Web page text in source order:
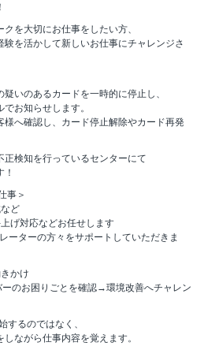
を大切にお仕事をしたい方、
を活かして新しいお仕事にチャレンジさ
いのあるカードを一時的に停止し、
お知らせします。
へ確認し、カード停止解除やカード再発
検知を行っているセンターにて
事＞
ど
げ対応などお任せします
ーターの方々をサポートしていただきま
かけ
のお困りごとを確認→環境改善へチャレン
るのではなく、
ながら仕事内容を覚えます。